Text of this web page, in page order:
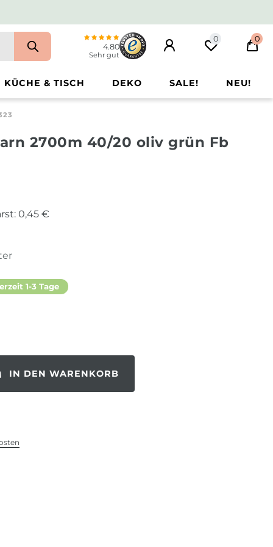
4.80
Sehr gut
0 0
KÜCHE & TISCH DEKO SALE! NEU!
2700m 40/20 oliv grün Fb
0,45 €
1-3 Tage
IN DEN WARENKORB